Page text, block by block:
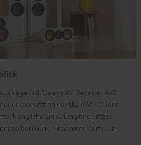
inkl. Denon AV-Receiver AVR-
Generation der ULTIMA 40 Serie
klangliche Einhüllung und präzise
bei Musik, Filmen und Games in